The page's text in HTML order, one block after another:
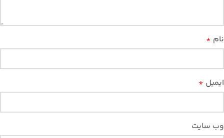
نام *
ایمیل *
وب‌ سایت